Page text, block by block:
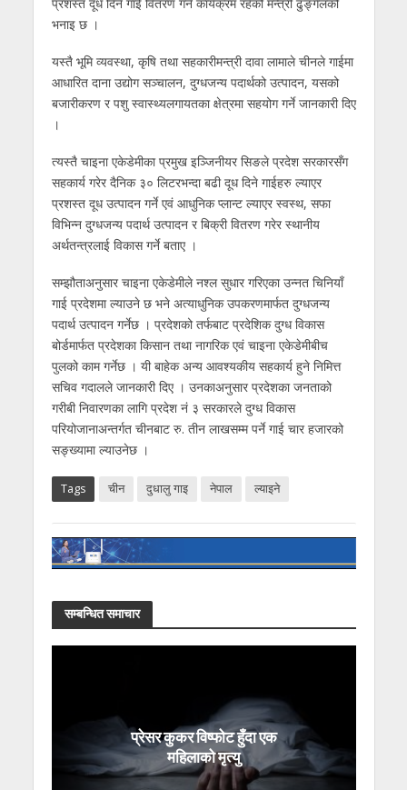
भनाइ छ ।
यस्तै भूमि व्यवस्था, कृषि तथा सहकारीमन्त्री दावा लामाले चीनले गाईमा
आधारित दाना उद्योग सञ्चालन, दुग्धजन्य पदार्थको उत्पादन, यसको
बजारीकरण र पशु स्वास्थ्यलगायतका क्षेत्रमा सहयोग गर्ने जानकारी दिए
।
त्यस्तै चाइना एकेडेमीका प्रमुख इञ्जिनीयर सिङले प्रदेश सरकारसँग
सहकार्य गरेर दैनिक ३० लिटरभन्दा बढी दूध दिने गाईहरु ल्याएर
प्रशस्त दूध उत्पादन गर्ने एवं आधुनिक प्लान्ट ल्याएर स्वस्थ, सफा
विभिन्न दुग्धजन्य पदार्थ उत्पादन र बिक्री वितरण गरेर स्थानीय
अर्थतन्त्रलाई विकास गर्ने बताए ।
सम्झौताअनुसार चाइना एकेडेमीले नश्ल सुधार गरिएका उन्नत चिनियाँ
गाई प्रदेशमा ल्याउने छ भने अत्याधुनिक उपकरणमार्फत दुग्धजन्य
पदार्थ उत्पादन गर्नेछ । प्रदेशको तर्फबाट प्रदेशिक दुग्ध विकास
बोर्डमार्फत प्रदेशका किसान तथा नागरिक एवं चाइना एकेडेमीबीच
पुलको काम गर्नेछ । यी बाहेक अन्य आवश्यकीय सहकार्य हुने निमित्त
सचिव गदालले जानकारी दिए । उनकाअनुसार प्रदेशका जनताको
गरीबी निवारणका लागि प्रदेश नं ३ सरकारले दुग्ध विकास
परियोजानाअन्तर्गत चीनबाट रु. तीन लाखसम्म पर्ने गाई चार हजारको
सङ्ख्यामा ल्याउनेछ ।
Tags चीन दुधालु गाइ नेपाल ल्याइने
सम्बन्धित समाचार
प्रेसर कुकर विष्फोट हुँदा एक
महिलाको मृत्यु